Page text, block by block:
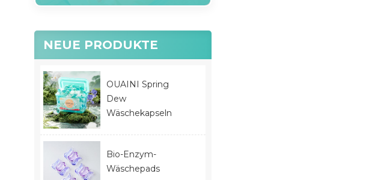
NEUE PRODUKTE
OUAINI Spring
Dew
Wäschekapseln
Bio-Enzym-
Wäschepads